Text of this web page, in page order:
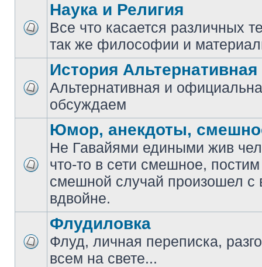
Наука и Религия
Все что касается различных
так же философии и
История
Альтернативная и
обсуждаем
Юмор, анекдоты,
Не Гавайями едиными жив
что-то в сети смешное,
смешной случай произошел с
вдвойне.
Флудиловка
Флуд, личная переписка,
всем на свете...